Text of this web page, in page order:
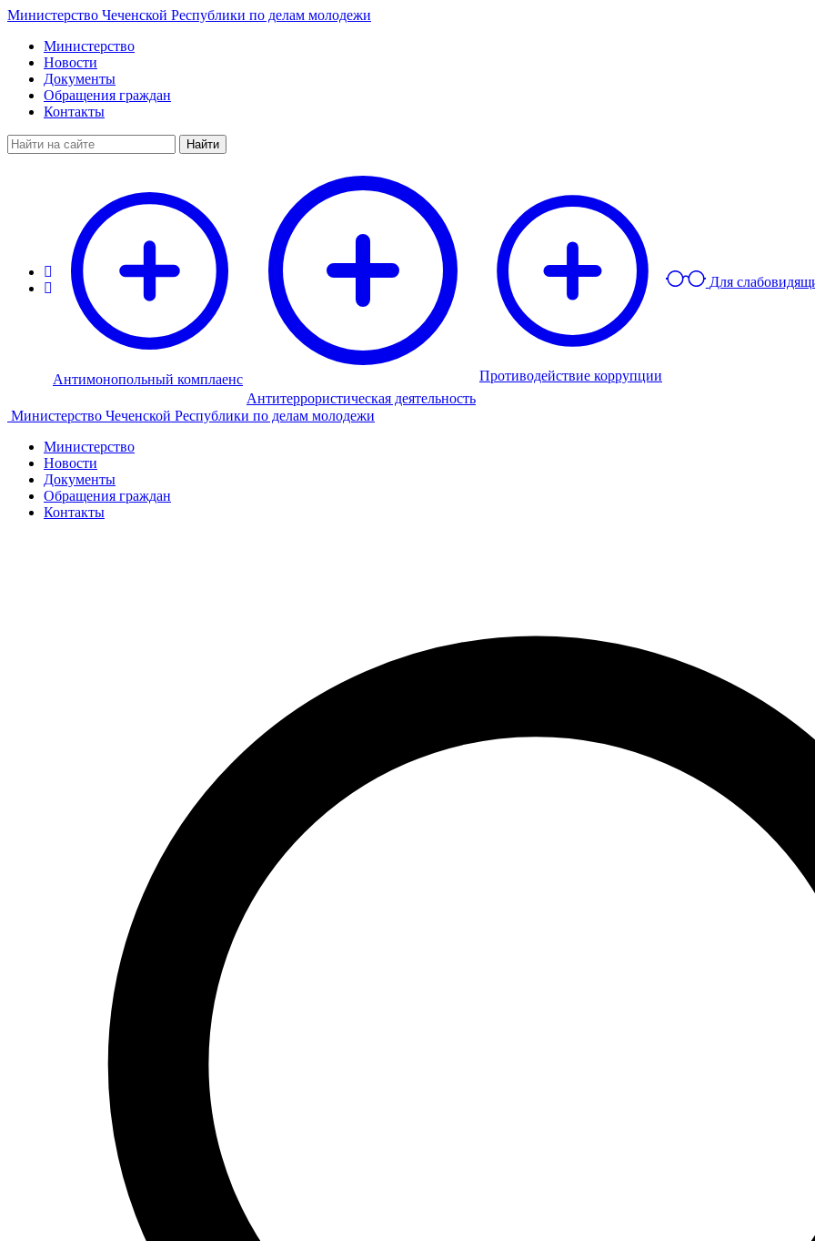
Министерство Чеченской Республики по делам молодежи
Министерство
Новости
Документы
Обращения граждан
Контакты
Найти
Антимонопольный комплаенс
Антитеррористическая деятельность
Противодействие коррупции
Для
Министерство Чеченской Республики по делам молодежи
Министерство
Новости
Документы
Обращения граждан
Контакты